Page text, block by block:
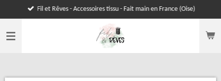
au
contenu
Fil et Rêves - Accessoires tissu - Fait main en France (Oise)